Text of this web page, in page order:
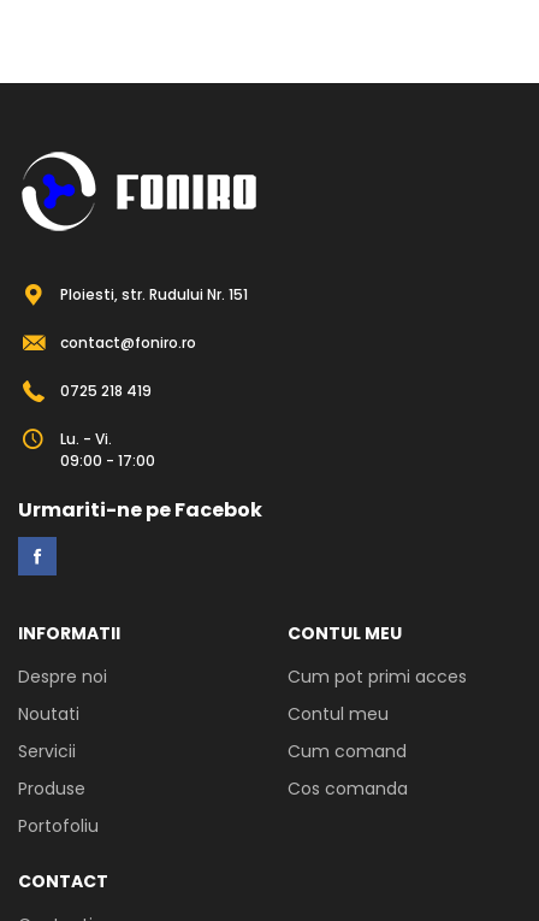
Ploiesti, str. Rudului Nr. 151
contact@foniro.ro
0725 218 419
Lu. - Vi.
09:00 - 17:00
Urmariti-ne pe Facebok
INFORMATII
Despre noi
Noutati
Servicii
Produse
Portofoliu
CONTUL MEU
Cum pot primi acces
Contul meu
Cum comand
Cos comanda
CONTACT